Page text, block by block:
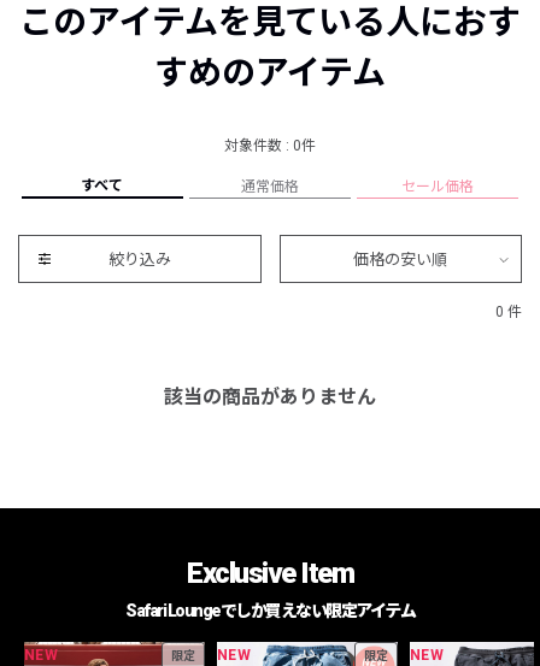
このアイテムを見ている人におす
すめのアイテム
対象件数 : 0件
すべて 通常価格 セール価格
絞り込み 価格の安い順
0 件
該当の商品がありません
Exclusive Item
Safari Loungeでしか買えない限定アイテム
NEW 限定 NEW 限定 NEW